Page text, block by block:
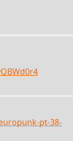
pt-38-